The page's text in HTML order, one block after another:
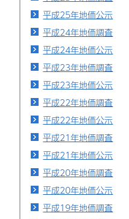
平成25年地価公示
平成24年地価調査
平成24年地価公示
平成23年地価調査
平成23年地価公示
平成22年地価調査
平成22年地価公示
平成21年地価調査
平成21年地価公示
平成20年地価調査
平成20年地価公示
平成19年地価調査